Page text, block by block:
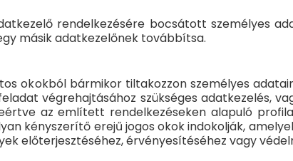
rendelkezésére bocsátott személyes
másik adatkezelőnek továbbítsa.
okokból bármikor tiltakozzon személyes
végrehajtásához szükséges adatkezelés,
az említett rendelkezéseken alapuló
kényszerítő erejű jogos okok indokolják,
előterjesztéséhez, érvényesítéséhez vagy